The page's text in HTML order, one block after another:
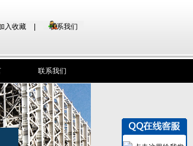
入收藏 联系我们
联系我们